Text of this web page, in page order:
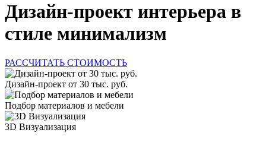
Дизайн-проект интерьера в
стиле минимализм
РАССЧИТАТЬ СТОИМОСТЬ
Дизайн-проект от 30 тыс. руб.
Подбор материалов и мебели
3D Визуализация